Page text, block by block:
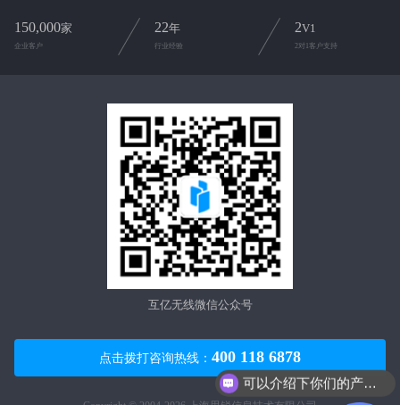
150,000家
企业客户
22年
行业经验
2V1
2对1客户支持
互亿无线微信公众号
点击拨打咨询热线： 400 118 6878
可以介绍下你们的产品么？